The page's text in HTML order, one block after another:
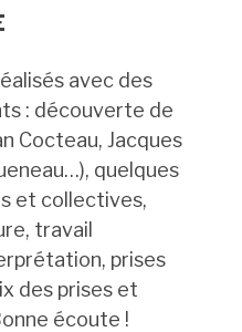
avec des
: découverte de
Cocteau, Jacques
quelques
et collectives,
travail
prises
des prises et
écoute !